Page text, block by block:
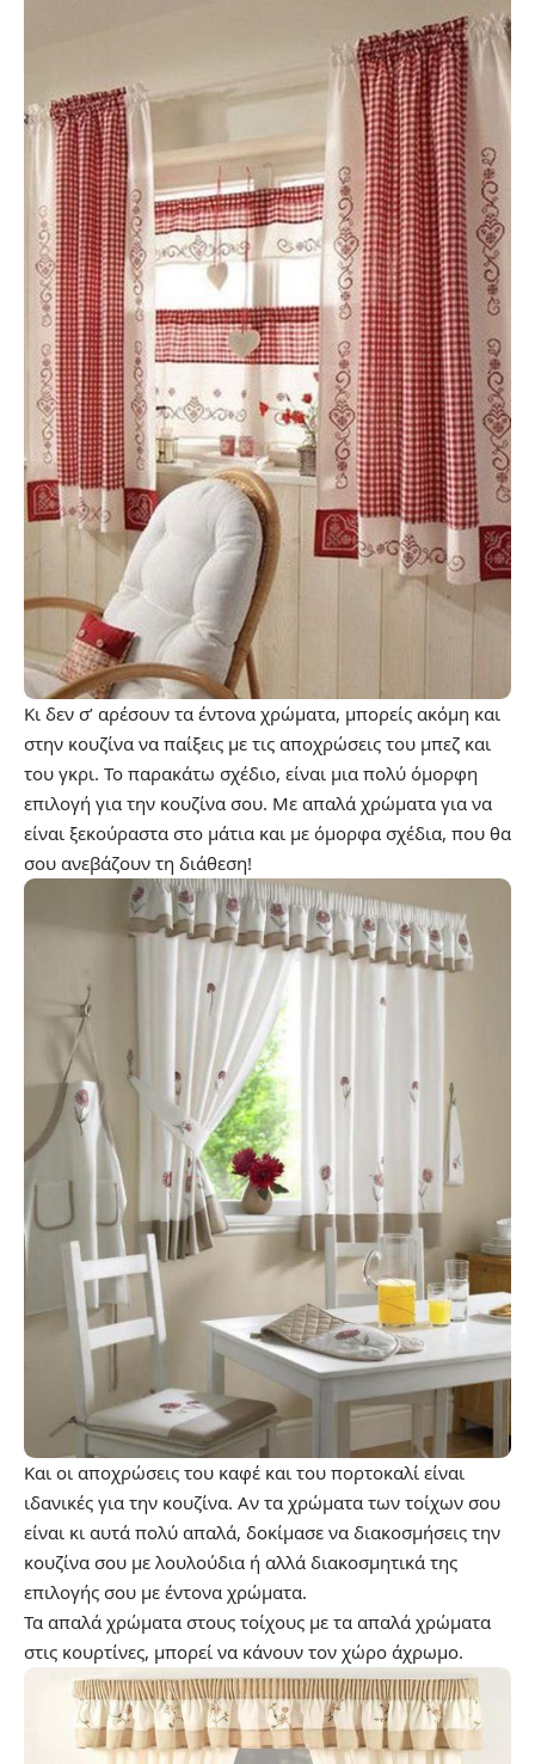
Κι δεν σ’ αρέσουν τα έντονα χρώματα, μπορείς ακόμη και
στην κουζίνα να παίξεις με τις αποχρώσεις του μπεζ και
του γκρι. Το παρακάτω σχέδιο, είναι μια πολύ όμορφη
επιλογή για την κουζίνα σου. Με απαλά χρώματα για να
είναι ξεκούραστα στο μάτια και με όμορφα σχέδια, που θα
σου ανεβάζουν τη διάθεση!
Και οι αποχρώσεις του καφέ και του πορτοκαλί είναι
ιδανικές για την κουζίνα. Αν τα χρώματα των τοίχων σου
είναι κι αυτά πολύ απαλά, δοκίμασε να διακοσμήσεις την
κουζίνα σου με λουλούδια ή αλλά διακοσμητικά της
επιλογής σου με έντονα χρώματα.
Τα απαλά χρώματα στους τοίχους με τα απαλά χρώματα
στις κουρτίνες, μπορεί να κάνουν τον χώρο άχρωμο.